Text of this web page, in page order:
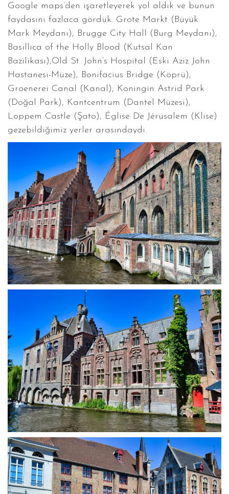
Google maps’den işaretleyerek yol aldık ve bunun
faydasını fazlaca gördük. Grote Markt (Büyük
Mark Meydanı), Brugge City Hall (Burg Meydanı),
Basillica of the Holly Blood (Kutsal Kan
Bazilikası),Old St. John’s Hospital (Eski Aziz John
Hastanesi-Müze), Bonifacius Bridge (Köprü),
Groenerei Canal (Kanal), Koningin Astrid Park
(Doğal Park), Kantcentrum (Dantel Müzesi),
Loppem Castle (Şato), Église De Jérusalem (Klise)
gezebildiğimiz yerler arasındaydı.